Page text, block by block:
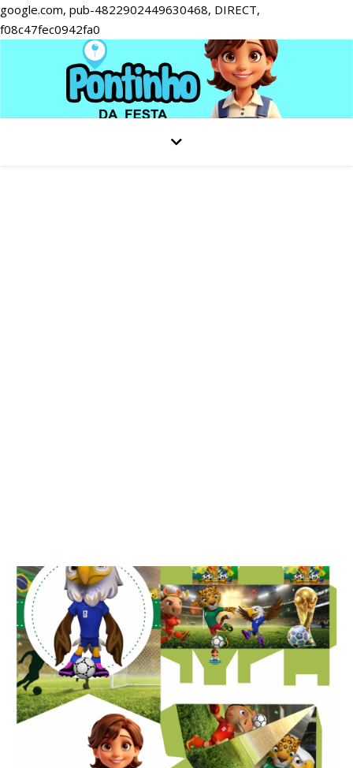
google.com, pub-4822902449630468, DIRECT,
f08c47fec0942fa0